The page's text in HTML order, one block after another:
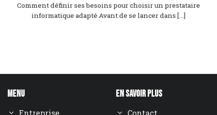
Comment définir ses besoins pour choisir un prestataire
informatique adapté Avant de se lancer dans [...]
Menu En savoir plus